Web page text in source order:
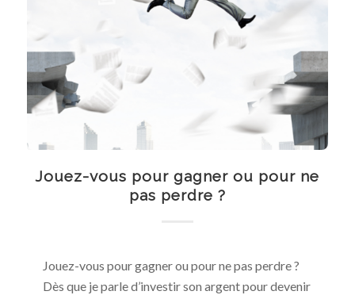
Jouez-vous pour gagner ou pour ne
pas perdre ?
Jouez-vous pour gagner ou pour ne pas perdre ?
Dès que je parle d’investir son argent pour devenir